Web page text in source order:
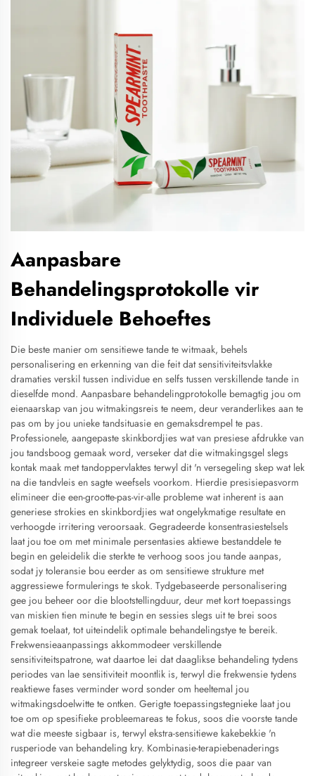
Aanpasbare
Behandelingsprotokolle vir
Individuele Behoeftes
Die beste manier om sensitiewe tande te witmaak, behels
personalisering en erkenning van die feit dat sensitiviteitsvlakke
dramaties verskil tussen individue en selfs tussen verskillende tande in
dieselfde mond. Aanpasbare behandelingprotokolle bemagtig jou om
eienaarskap van jou witmakingsreis te neem, deur veranderlikes aan te
pas om by jou unieke tandsituasie en gemaksdrempel te pas.
Professionele, aangepaste skinkbordjies wat van presiese afdrukke van
jou tandsboog gemaak word, verseker dat die witmakingsgel slegs
kontak maak met tandoppervlaktes terwyl dit 'n versegeling skep wat lek
na die tandvleis en sagte weefsels voorkom. Hierdie presisiepasvorm
elimineer die een-grootte-pas-vir-alle probleme wat inherent is aan
generiese strokies en skinkbordjies wat ongelykmatige resultate en
verhoogde irritering veroorsaak. Gegradeerde konsentrasiestelsels
laat jou toe om met minimale persentasies aktiewe bestanddele te
begin en geleidelik die sterkte te verhoog soos jou tande aanpas,
sodat jy toleransie bou eerder as om sensitiewe strukture met
aggressiewe formulerings te skok. Tydgebaseerde personalisering
gee jou beheer oor die blootstellingduur, deur met kort toepassings
van miskien tien minute te begin en sessies slegs uit te brei soos
gemak toelaat, tot uiteindelik optimale behandelingstye te bereik.
Frekwensieaanpassings akkommodeer verskillende
sensitiviteitspatrone, wat daartoe lei dat daaglikse behandeling tydens
periodes van lae sensitiviteit moontlik is, terwyl die frekwensie tydens
reaktiewe fases verminder word sonder om heeltemal jou
witmakingsdoelwitte te ontken. Gerigte toepassingstegnieke laat jou
toe om op spesifieke probleemareas te fokus, soos die voorste tande
wat die meeste sigbaar is, terwyl ekstra-sensitiewe kakebekkie 'n
rusperiode van behandeling kry. Kombinasie-terapiebenaderings
integreer verskeie sagte metodes gelyktydig, soos die paar van